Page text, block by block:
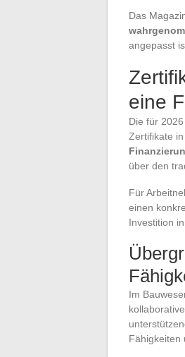
Das
angepasst
eine
Die für
Zertifikate
über den
Für
einen
Investition
Im
Fähigkeiten